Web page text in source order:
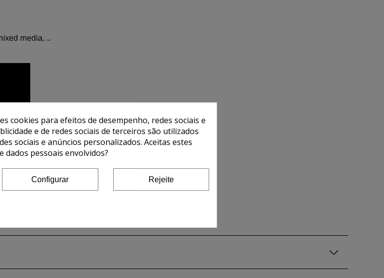
media, ...
cookies para efeitos de desempenho, redes sociais e
e de redes sociais de terceiros são utilizados
sociais e anúncios personalizados. Aceitas estes
dados pessoais envolvidos?
Configurar Rejeite